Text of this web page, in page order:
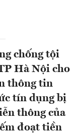
chống tội
Hà Nội cho
thông tin
tín dụng bị
thông của
đoạt tiền